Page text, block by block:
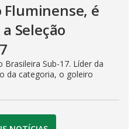
Fluminense, é
Seleção
Sub-17. Líder da
da categoria, o goleiro